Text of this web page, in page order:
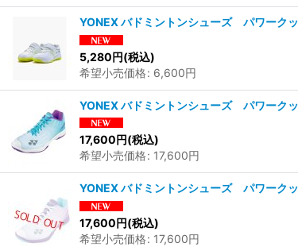
YONEX バドミントンシューズ パワーク
5,280円(税込)
希望小売価格: 6,600円
YONEX バドミントンシューズ パワーク
17,600円(税込)
希望小売価格: 17,600円
YONEX バドミントンシューズ パワーク
17,600円(税込)
希望小売価格: 17,600円